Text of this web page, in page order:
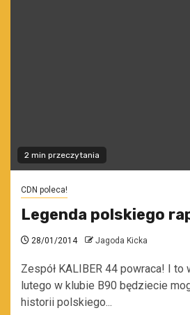
2 min przeczytania
CDN poleca!
Legenda polskiego
28/01/2014 Jagoda Kicka
Zespół KALIBER 44 powraca! I to
lutego w klubie B90 będziecie
historii polskiego...